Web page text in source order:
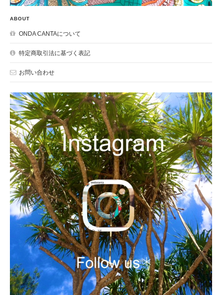
ABOUT
ONDA CANTAについて
特定商取引法に基づく表記
お問い合わせ